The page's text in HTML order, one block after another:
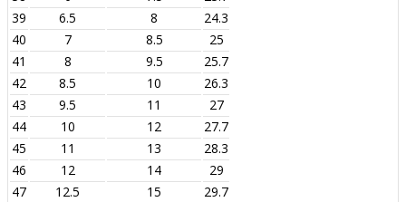
39
6.5 8
24.3
40
7 8.5
25
41
8 9.5
25.7
42
8.5 10
26.3
43
9.5 11
27
44
10 12
27.7
45
11 13
28.3
46
12 14
29
47
12.5 15
29.7